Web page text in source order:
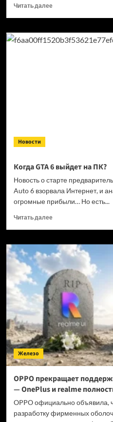
Читать далееПрочитать
Кандидат
в президенты
Новости
Когда GTA 6 выйдет на ПК?
Новость о старте
Auto 6 взорвала Интернет, и
огромные прибыли… Но есть...
Читать далееПрочитать
Когда
GTA
на ПК?
Железо
OPPO прекращает
— OnePlus и realme
OPPO официально объявила,
разработку фирменных